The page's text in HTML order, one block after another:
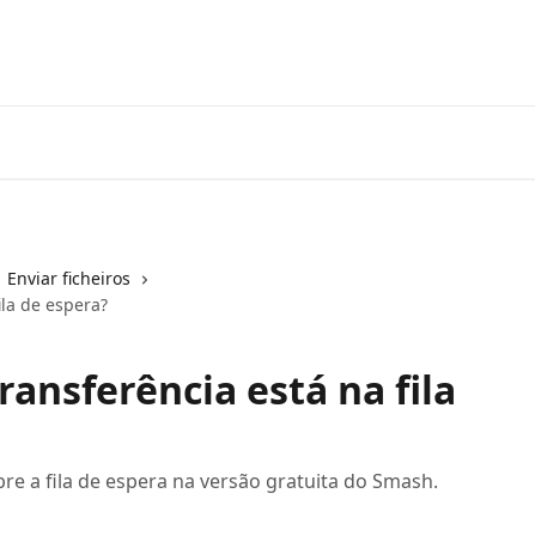
Enviar ficheiros
de espera?
está na fila
a fila de espera na versão gratuita do Smash.